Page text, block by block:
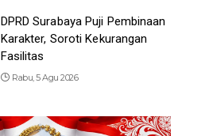
DPRD Surabaya Puji Pembinaan
Karakter, Soroti Kekurangan
Fasilitas
Rabu, 5 Agu 2026